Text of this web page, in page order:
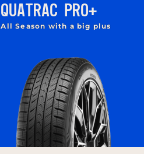
QUATRAC PRO+
All Season with a big plus